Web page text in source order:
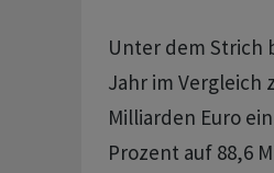
Unter dem Strich
Jahr im Vergleich
Milliarden Euro
Prozent auf 88,6